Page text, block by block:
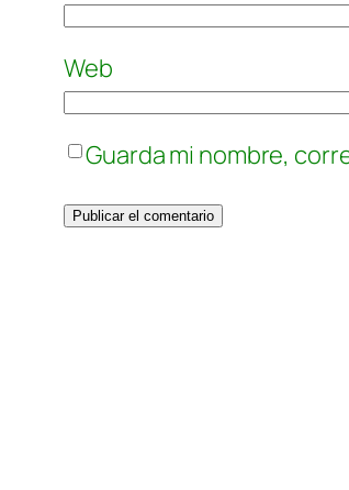
Web
Guarda mi nombre,